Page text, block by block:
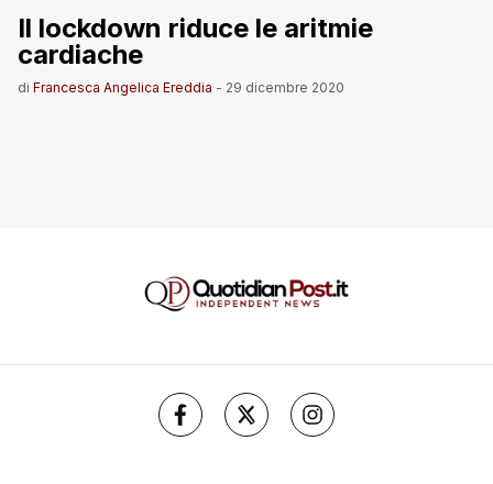
Il lockdown riduce le aritmie
cardiache
di Francesca Angelica Ereddia - 29 dicembre 2020